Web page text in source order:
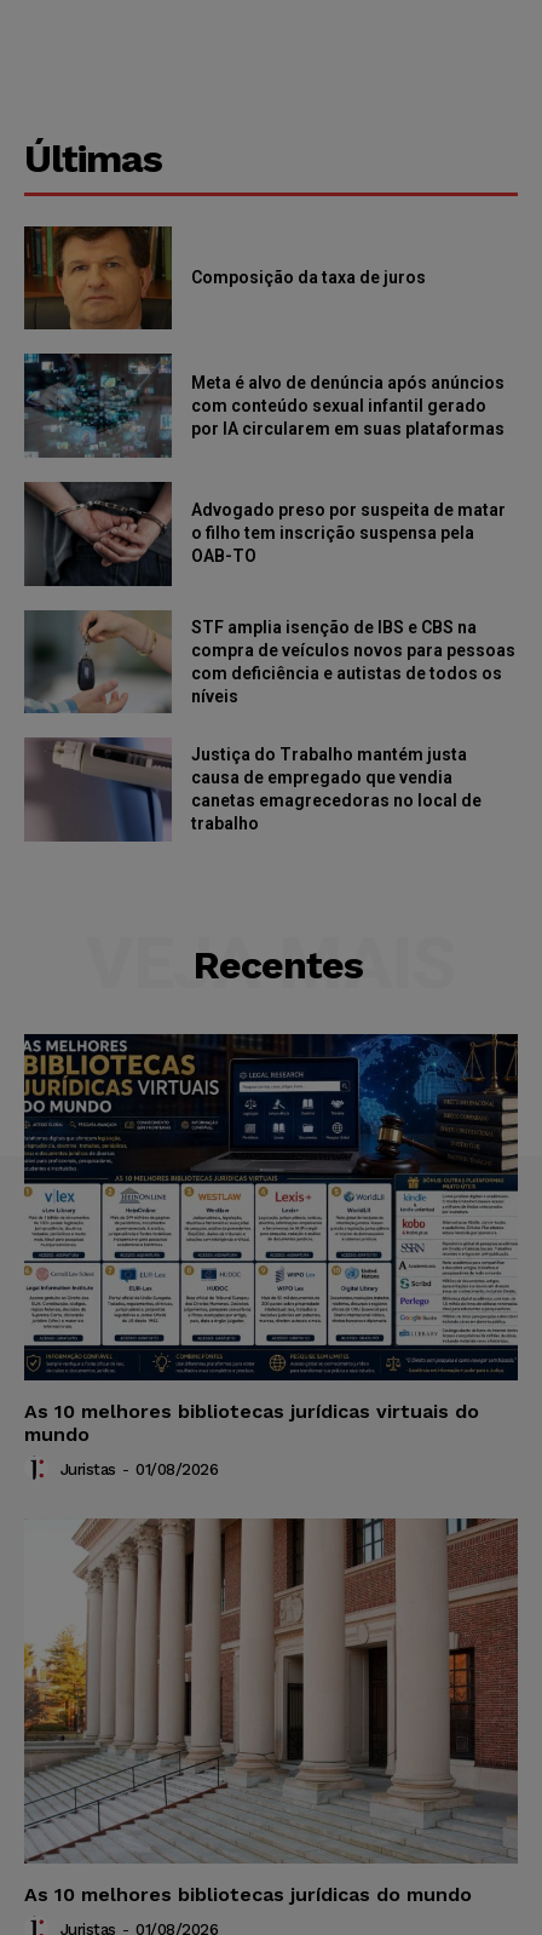
Últimas
Composição da taxa de juros
Meta é alvo de denúncia após anúncios
com conteúdo sexual infantil gerado
por IA circularem em suas plataformas
Advogado preso por suspeita de matar
o filho tem inscrição suspensa pela
OAB-TO
STF amplia isenção de IBS e CBS na
compra de veículos novos para pessoas
com deficiência e autistas de todos os
níveis
Justiça do Trabalho mantém justa
causa de empregado que vendia
canetas emagrecedoras no local de
trabalho
Recentes
VEJA MAIS
As 10 melhores bibliotecas jurídicas virtuais do
mundo
Juristas - 01/08/2026
As 10 melhores bibliotecas jurídicas do mundo
Juristas - 01/08/2026